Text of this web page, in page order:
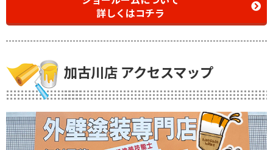
詳しくはコチラ
加古川店 アクセスマップ